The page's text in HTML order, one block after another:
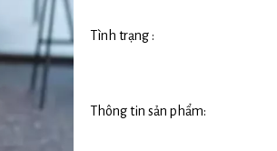
Tình trạng :
Thông tin sản phẩm: